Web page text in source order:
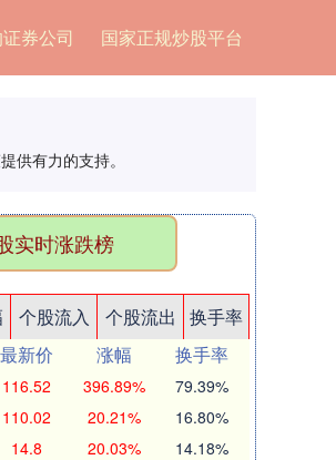
券公司 国家正规炒股平台
供有力的支持。
实时涨跌榜
个股流入 个股流出
换手率
最新价 涨幅
换手率
116.52 396.89% 79.39%
110.02 20.21% 16.80%
14.8 20.03% 14.18%